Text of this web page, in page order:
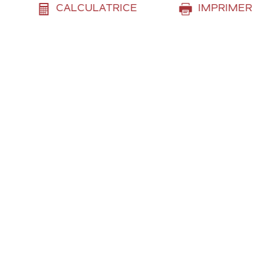
CALCULATRICE IMPRIMER